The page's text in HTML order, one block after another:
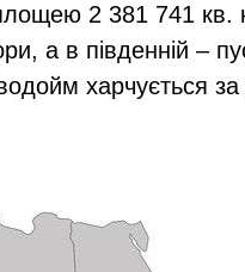
2 381 741 кв.
а в південній –
харчується